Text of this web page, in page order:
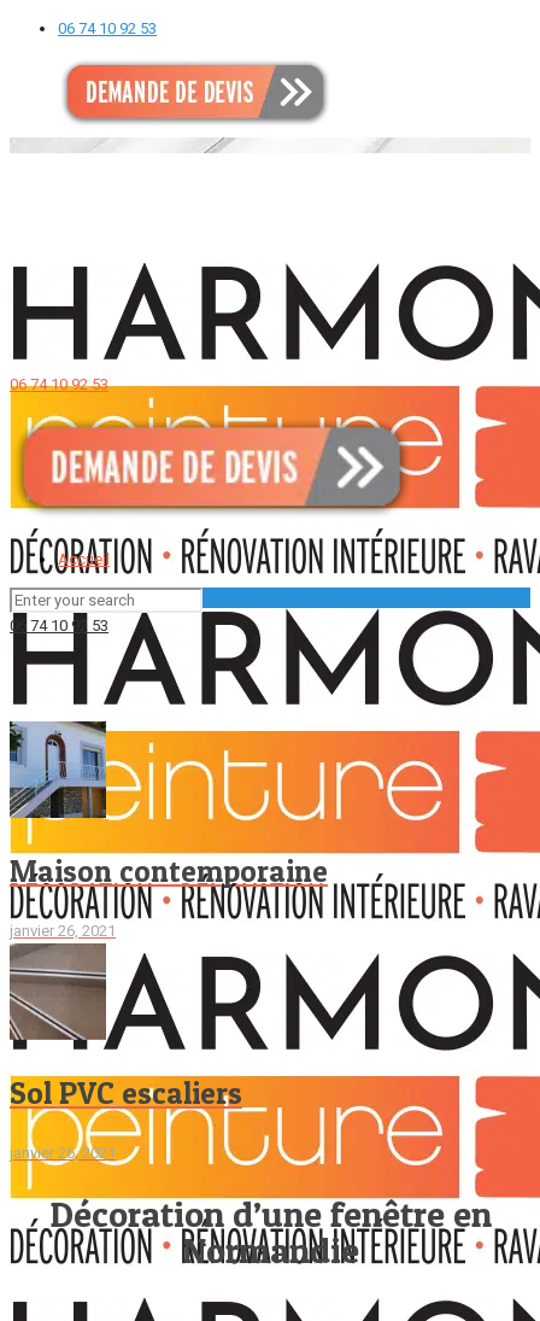
06 74 10 92 53
06 74 10 92 53
Accueil
06 74 10 92 53
Maison contemporaine
janvier 26, 2021
Sol PVC escaliers
janvier 26, 2021
Décoration d’une fenêtre en
Normandie